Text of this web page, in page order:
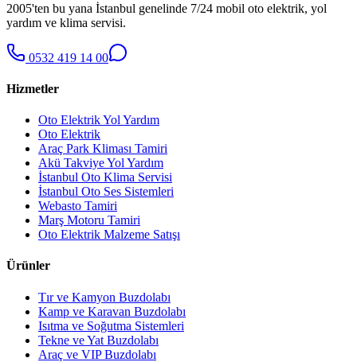
2005'ten bu yana İstanbul genelinde 7/24 mobil oto elektrik, yol
yardım ve klima servisi.
0532 419 14 00
Hizmetler
Oto Elektrik Yol Yardım
Oto Elektrik
Araç Park Kliması Tamiri
Akü Takviye Yol Yardım
İstanbul Oto Klima Servisi
İstanbul Oto Ses Sistemleri
Webasto Tamiri
Marş Motoru Tamiri
Oto Elektrik Malzeme Satışı
Ürünler
Tır ve Kamyon Buzdolabı
Kamp ve Karavan Buzdolabı
Isıtma ve Soğutma Sistemleri
Tekne ve Yat Buzdolabı
Araç ve VIP Buzdolabı